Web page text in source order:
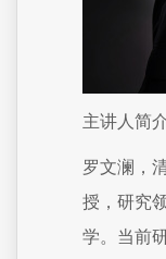
主讲人简
罗文澜，
授，研究
学。当前